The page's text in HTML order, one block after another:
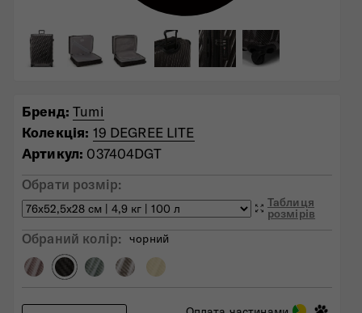
Бренд:Tumi
Колекція: 19 DEGREE LITE
Артикул: 037404DGT
Обрати розмір:
Таблиця
розмірів
Обраний колiр: чорний